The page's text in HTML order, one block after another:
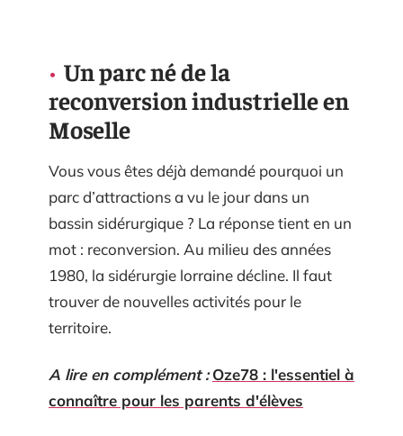
Un parc né de la
reconversion industrielle en
Moselle
Vous vous êtes déjà demandé pourquoi un
parc d’attractions a vu le jour dans un
bassin sidérurgique ? La réponse tient en un
mot : reconversion. Au milieu des années
1980, la sidérurgie lorraine décline. Il faut
trouver de nouvelles activités pour le
territoire.
A lire en complément : Oze78 : l'essentiel à
connaître pour les parents d'élèves